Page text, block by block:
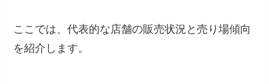
ここでは、代表的な店舗の販売状況と売り場傾向
を紹介します。